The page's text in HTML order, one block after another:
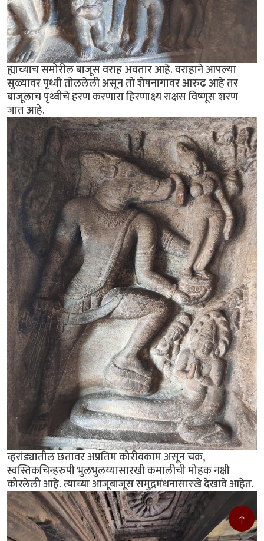
ह्याच्याच समोरील बाजूस वराह अवतार आहे. वराहाने आपल्या
सुळ्यावर पृथ्वी तोललेली असून तो शेषनागावर आरुढ आहे तर
बाजूलाच पृथ्वीचे हरण करणारा हिरणाक्ष्य राक्षस विष्णूस शरण
जात आहे.
व्हरांड्यातील छतावर अप्रतिम कोरीवकाम असून चक्र,
स्वस्तिकचिन्हरुपी भुलभुलय्यासारखी कमालीची मोहक नक्षी
कोरलेली आहे. त्याच्या आजूबाजूस समुद्रमंथनासारखे देखावे आहेत.
↑